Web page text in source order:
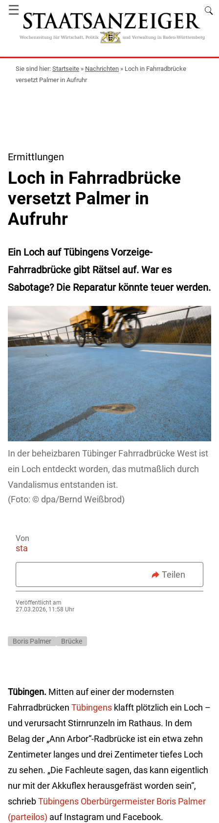
☰
Startseite » Nachrichten » Loch in Fahrradbrücke
versetzt Palmer in Aufruhr
Ermittlungen
Loch in Fahrradbrücke
versetzt Palmer in
Aufruhr
Ein Loch auf Tübingens Vorzeige-
Fahrradbrücke gibt Rätsel auf. War es
Sabotage? Die Reparatur könnte teuer werden.
In der beheizbaren Tübinger Fahrradbrücke West ist
ein Loch entdeckt worden, das mutmaßlich durch
Vandalismus entstanden ist.
dpa/Bernd Weißbrod)
Von
sta
Teilen
Veröffentlicht am
27.03.2026, 11:58 Uhr
Boris Palmer Brücke
Tübingen. Mitten auf einer der modernsten
Fahrradbrücken Tübingens klafft plötzlich ein Loch –
und verursacht Stirnrunzeln im Rathaus. In dem
Belag der „Ann Arbor“-Radbrücke ist ein etwa zehn
Zentimeter langes und drei Zentimeter tiefes Loch
zu sehen. „Die Fachleute sagen, das kann eigentlich
nur mit der Akkuflex herausgefräst worden sein“,
schriebTübingens Oberbürgermeister Boris Palmer
(parteilos) auf Instagram und Facebook.